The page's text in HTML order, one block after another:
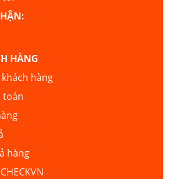
HÀNG
hàng
toán
hàng